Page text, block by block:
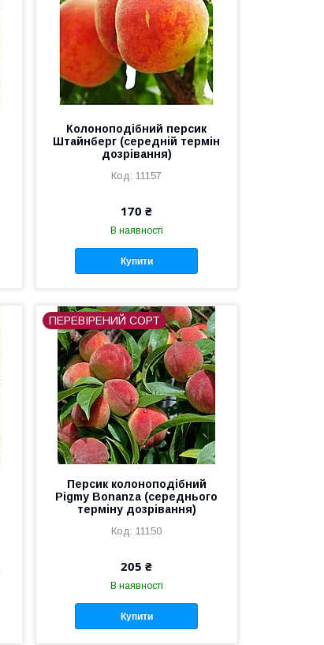
Колоноподібний персик
Штайнберг (середній термін
дозрівання)
11157
170 ₴
В наявності
Купити
ПЕРЕВІРЕНИЙ СОРТ
Персик колоноподібний
Pigmy Bonanza (середнього
терміну дозрівання)
11150
205 ₴
В наявності
Купити